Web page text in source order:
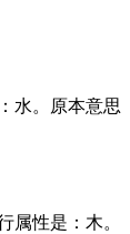
水。原本意思
属性是：木。